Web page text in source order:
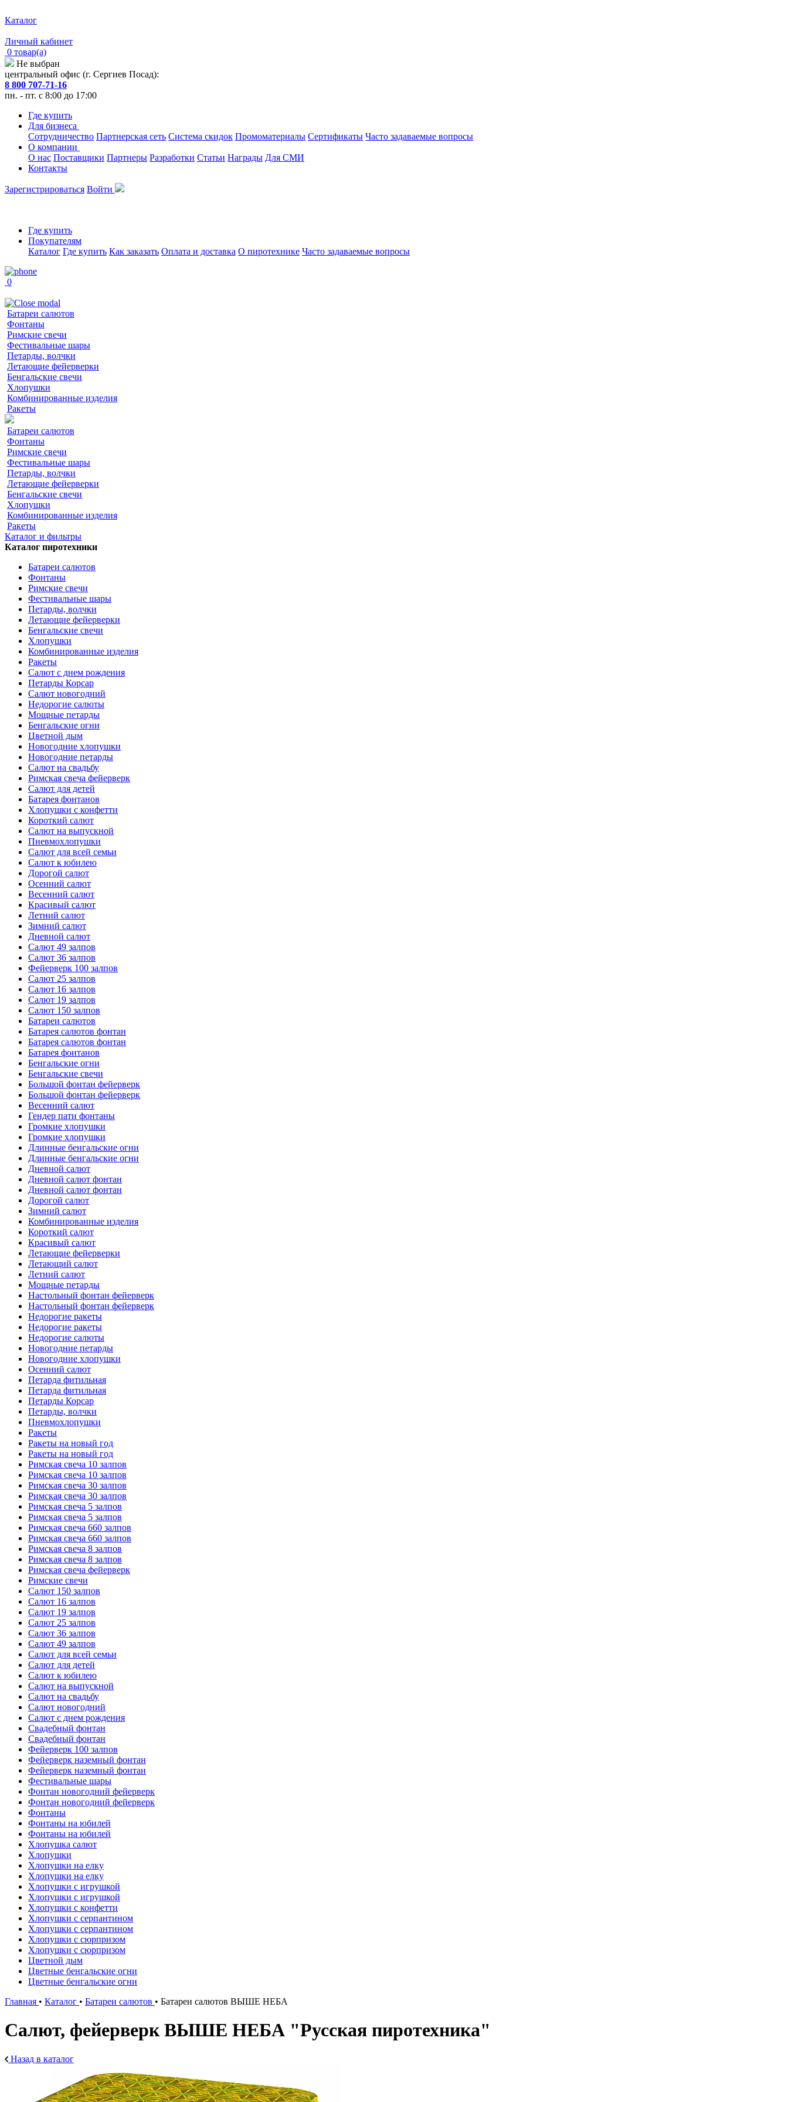
Каталог
Личный кабинет
0 товар(а)
Не выбран
центральный офис (г. Сергиев Посад):
8 800 707-71-16
пн. - пт. с 8:00 до 17:00
Где купить
Для бизнеса
Сотрудничество Партнерская сеть Система скидок Промоматериалы Сертификаты Часто задаваемые вопросы
О компании
О нас Поставщики Партнеры Разработки Статьи Награды Для СМИ
Контакты
Зарегистрироваться Войти
Где купить
Покупателям
Каталог Где купить Как заказать Оплата и доставка О пиротехнике Часто задаваемые вопросы
0
Батареи салютов
Фонтаны
Римские свечи
Фестивальные шары
Петарды, волчки
Летающие фейерверки
Бенгальские свечи
Хлопушки
Комбинированные изделия
Ракеты
Батареи салютов
Фонтаны
Римские свечи
Фестивальные шары
Петарды, волчки
Летающие фейерверки
Бенгальские свечи
Хлопушки
Комбинированные изделия
Ракеты
Каталог и фильтры
Каталог пиротехники
Батареи салютов
Фонтаны
Римские свечи
Фестивальные шары
Петарды, волчки
Летающие фейерверки
Бенгальские свечи
Хлопушки
Комбинированные изделия
Ракеты
Салют с днем рождения
Петарды Корсар
Салют новогодний
Недорогие салюты
Мощные петарды
Бенгальские огни
Цветной дым
Новогодние хлопушки
Новогодние петарды
Салют на свадьбу
Римская свеча фейерверк
Салют для детей
Батарея фонтанов
Хлопушки с конфетти
Короткий салют
Салют на выпускной
Пневмохлопушки
Салют для всей семьи
Салют к юбилею
Дорогой салют
Осенний салют
Весенний салют
Красивый салют
Летний салют
Зимний салют
Дневной салют
Салют 49 залпов
Салют 36 залпов
Фейерверк 100 залпов
Салют 25 залпов
Салют 16 залпов
Салют 19 залпов
Салют 150 залпов
Батареи салютов
Батарея салютов фонтан
Батарея салютов фонтан
Батарея фонтанов
Бенгальские огни
Бенгальские свечи
Большой фонтан фейерверк
Большой фонтан фейерверк
Весенний салют
Гендер пати фонтаны
Громкие хлопушки
Громкие хлопушки
Длинные бенгальские огни
Длинные бенгальские огни
Дневной салют
Дневной салют фонтан
Дневной салют фонтан
Дорогой салют
Зимний салют
Комбинированные изделия
Короткий салют
Красивый салют
Летающие фейерверки
Летающий салют
Летний салют
Мощные петарды
Настольный фонтан фейерверк
Настольный фонтан фейерверк
Недорогие ракеты
Недорогие ракеты
Недорогие салюты
Новогодние петарды
Новогодние хлопушки
Осенний салют
Петарда фитильная
Петарда фитильная
Петарды Корсар
Петарды, волчки
Пневмохлопушки
Ракеты
Ракеты на новый год
Ракеты на новый год
Римская свеча 10 залпов
Римская свеча 10 залпов
Римская свеча 30 залпов
Римская свеча 30 залпов
Римская свеча 5 залпов
Римская свеча 5 залпов
Римская свеча 660 залпов
Римская свеча 660 залпов
Римская свеча 8 залпов
Римская свеча 8 залпов
Римская свеча фейерверк
Римские свечи
Салют 150 залпов
Салют 16 залпов
Салют 19 залпов
Салют 25 залпов
Салют 36 залпов
Салют 49 залпов
Салют для всей семьи
Салют для детей
Салют к юбилею
Салют на выпускной
Салют на свадьбу
Салют новогодний
Салют с днем рождения
Свадебный фонтан
Свадебный фонтан
Фейерверк 100 залпов
Фейерверк наземный фонтан
Фейерверк наземный фонтан
Фестивальные шары
Фонтан новогодний фейерверк
Фонтан новогодний фейерверк
Фонтаны
Фонтаны на юбилей
Фонтаны на юбилей
Хлопушка салют
Хлопушки
Хлопушки на елку
Хлопушки на елку
Хлопушки с игрушкой
Хлопушки с игрушкой
Хлопушки с конфетти
Хлопушки с серпантином
Хлопушки с серпантином
Хлопушки с сюрпризом
Хлопушки с сюрпризом
Цветной дым
Цветные бенгальские огни
Цветные бенгальские огни
Главная • Каталог • Батареи салютов • Батареи салютов ВЫШЕ НЕБА
Салют, фейерверк ВЫШЕ НЕБА "Русская пиротехника"
Назад в каталог